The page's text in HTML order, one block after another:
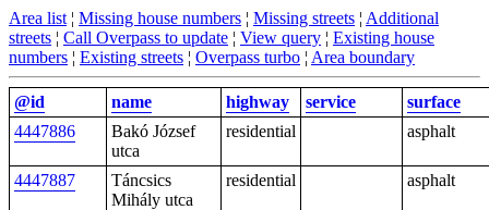
Area list ¦ Missing house numbers ¦ Missing streets ¦ Additional
streets ¦ Call Overpass to update ¦ View query ¦ Existing house
numbers ¦ Existing streets ¦ Overpass turbo ¦ Area boundary
@id name highway service
surface
4447886
Bakó József
utca
residential asphalt
4447887
Táncsics
Mihály utca
residential asphalt